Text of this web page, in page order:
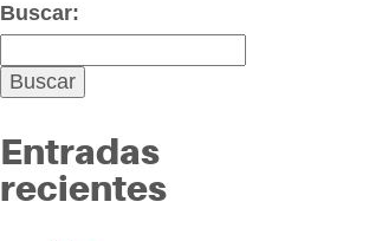
Buscar:
Entradas
recientes